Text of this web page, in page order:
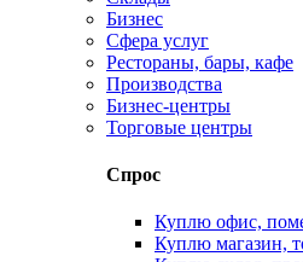
Бизнес
Сфера услуг
Рестораны, бары, кафе
Производства
Бизнес-центры
Торговые центры
Спрос
Куплю офис,
Куплю магазин,